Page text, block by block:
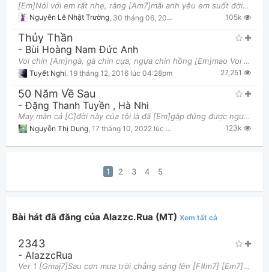
[Em]Nói với em rất nhẹ, rằng [Am7]mãi anh yêu em suốt đời Và [Cmaj7]em tin lời anh chân thành, con
Nguyễn Lê Nhật Trường 30 tháng 06, 2013 lúc 10:00am 105k
Thủy Thần
- Bùi Hoàng Nam Đức Anh
Voi chín [Am]ngà, gà chín cựa, ngựa chín hồng [Em]mao Voi chín [Am]ngà, gà chín cựa, ngựa tìm nơ
Tuyết Nghi 19 tháng 12, 2016 lúc 04:28pm 27,251
50 Năm Về Sau
-Đặng Thanh Tuyền , Hà Nhi
May mắn cả [C]đời này của tôi là đã [Em]gặp đúng được người Lúc em [F]vừa hay yêu tôi, và [G]tôi cũ
Nguyễn Thị Dung 17 tháng 10, 2022 lúc 08:47am 123k
1 2 3 4 5
Bài hát đã đăng của Alazzc.Rua (MT) Xem tất cả
2343
- AlazzcRua
Ver 1 [Gmaj7]Sau cơn mưa trời chẳng sáng lên [F#m7] [Em7]Mà con tim [A7]này còn đau đớn [D] [Gma